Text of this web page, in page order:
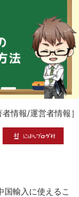
者情報/運営者情報 ］
輸入に使えるこ